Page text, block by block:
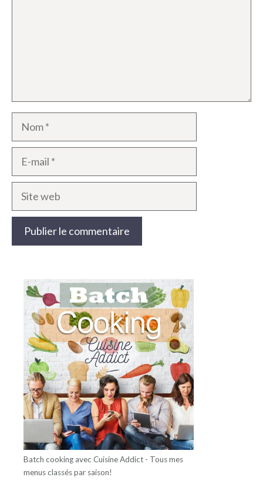
Nom
mail
Site
web
Batch cooking avec Cuisine Addict - Tous mes
menus classés par saison!